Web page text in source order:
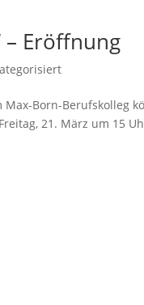
– Eröffnung
Born-Berufskolleg
21. März um 15